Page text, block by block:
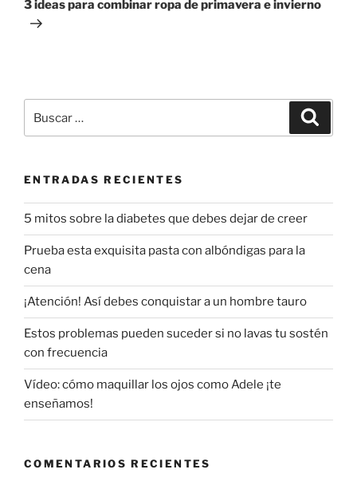
3 ideas para combinar ropa de primavera e invierno
por:
ENTRADAS RECIENTES
5 mitos sobre la diabetes que debes dejar de creer
Prueba esta exquisita pasta con albóndigas para la
cena
¡Atención! Así debes conquistar a un hombre tauro
Estos problemas pueden suceder si no lavas tu sostén
con frecuencia
Vídeo: cómo maquillar los ojos como Adele ¡te
enseñamos!
COMENTARIOS RECIENTES